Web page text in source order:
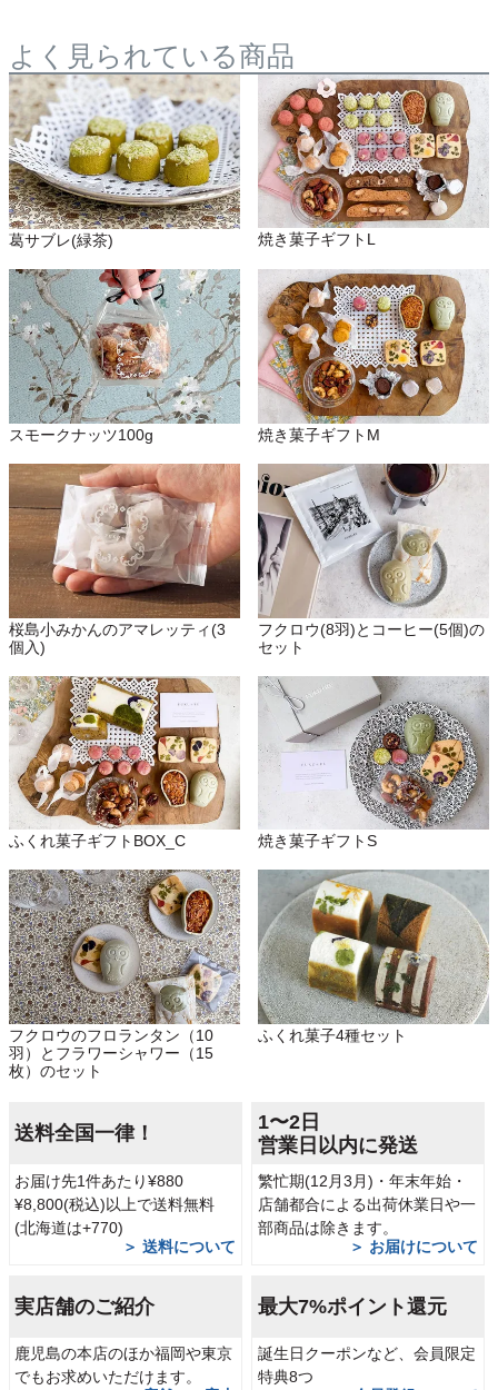
よく見られている商品
葛サブレ(緑茶) 焼き菓子ギフトL
スモークナッツ100g 焼き菓子ギフトM
桜島小みかんのアマレッティ(3
個入)
フクロウ(8羽)とコーヒー(5個)の
セット
ふくれ菓子ギフトBOX_C 焼き菓子ギフトS
フクロウのフロランタン（10
羽）とフラワーシャワー（15
枚）のセット
ふくれ菓子4種セット
送料全国一律！
お届け先1件あたり¥880
¥8,800(税込)以上で送料無料
(北海道は+770)
＞ 送料について
1〜2日
営業日以内に発送
繁忙期(12月3月)・年末年始・
店舗都合による出荷休業日や一
部商品は除きます。
＞ お届けについて
実店舗のご紹介
鹿児島の本店のほか福岡や東京
でもお求めいただけます。
最大7%ポイント還元
誕生日クーポンなど、会員限定
特典8つ